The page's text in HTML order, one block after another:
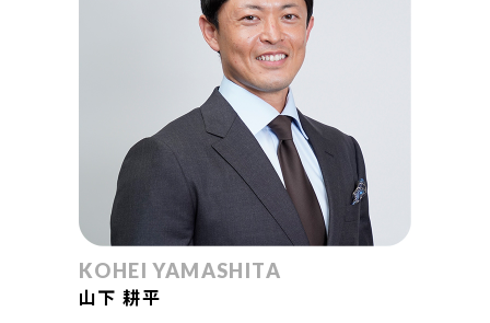
KOHEI YAMASHITA
山下 耕平